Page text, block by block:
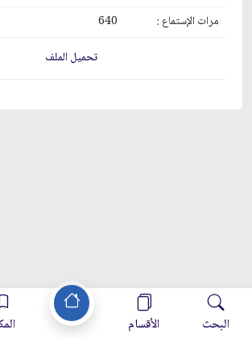
مرات الإستماع :
640
تحميل الملف
البحث الأقسام